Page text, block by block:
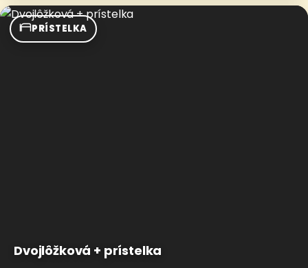
PRÍSTELKA
Dvojlôžková + prístelka